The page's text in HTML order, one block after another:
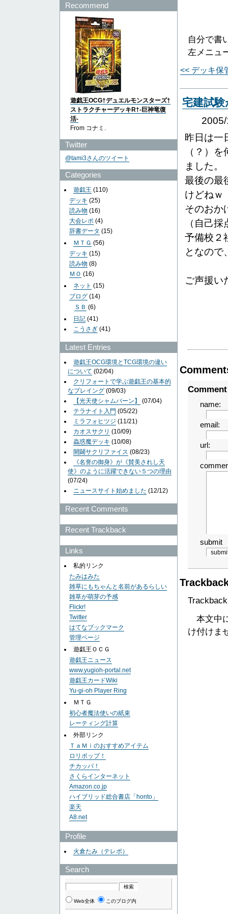
自分で書
左メニュ
<< デッキ保
宅建試
昨日は一
（？）
ました。
最後の最
けどねｗ
そのおか
（自己
予備校２
となので
ご声援い
name:
email:
url:
submit
本文中
け付けま
Recommend
遊戯王OCG†デュエルモンスターズ†
ストラクチャーデッキR†-巨神竜復
活-
From コナミ.
Twitter
@tami3さんのツイート
Categories
遊戯王 (110)
デッキ (25)
読み物 (16)
大会レポ (4)
辞書データ (15)
ＭＴＧ (56)
デッキ (15)
読み物 (8)
ＭＯ (16)
ネット (15)
ブログ (14)
ＳＢ (6)
日記(41)
こうさぎ(41)
Latest Entries
遊戯王OCG環境とTCG環境の違い
について (02/04)
クリフォートで学ぶ遊戯王の基本的
なプレイング(09/03)
【光天使シャムバーン】
(07/04)
テラナイト入門 (05/22)
ミラフォヒツジ (11/21)
カオスサクリ (10/09)
蟲惑魔デッキ (10/08)
開闢サクリファイス (08/23)
《名誉の御身》が《賛美されし天
使》のように活躍できない５つの理由
(07/24)
ニュースサイト始めました (12/12)
Recent Comments
Recent Trackback
Links
私的リンク
たみはみた
雑草にもちゃんと名前があるらしい
雑草が萌芽の予感
Flickr!
Twitter
はてなブックマーク
管理ページ
遊戯王ＯＣＧ
遊戯王ニュース
www.yugioh-portal.net
遊戯王カードWiki
Yu-gi-oh Player Ring
ＭＴＧ
初心者魔法使いの紙束
レーティング計算
外部リンク
ＴａＭｉのおすすめアイテム
ロリポップ！
チカッパ！
さくらインターネット
Amazon.co.jp
ハイブリッド総合書店「honto」
楽天
A8.net
Profile
火倉たみ（テレポ）
Search
Web全体 このブログ内